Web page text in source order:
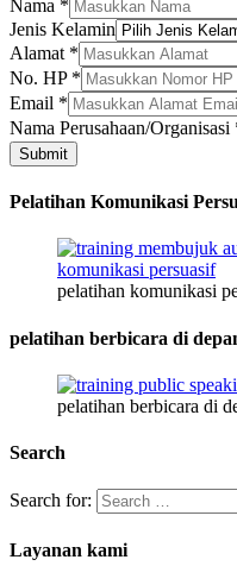
Nama *
Jenis Kelamin
Alamat *
No. HP *
Email
HP
Nama
Email *
Nama Perusahaan/Organisasi
Submit
Pelatihan Komunikasi
pelatihan komunikasi
pelatihan berbicara di
pelatihan berbicara di
Search
Search for:
Layanan kami